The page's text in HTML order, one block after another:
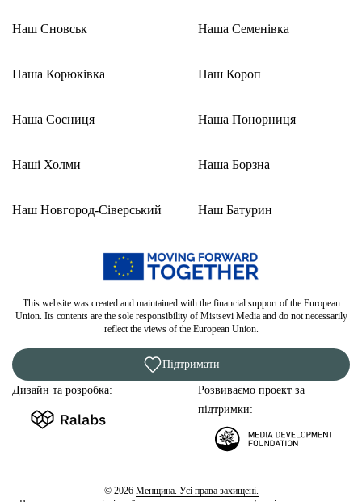
Наш Сновськ
Наша Корюківка
Наша Сосниця
Наші Холми
Наш Новгород-Сіверський
Наша Семенівка
Наш Короп
Наша Понорниця
Наша Борзна
Наш Батурин
This website was created and maintained with the financial support of the European
Union. Its contents are the sole responsibility of Mistsevi Media and do not necessarily
reflect the views of the European Union.
Підтримати
Дизайн та розробка:
Розвиваємо проект за
підтримки:
© 2026 Менщина. Усі права захищені.